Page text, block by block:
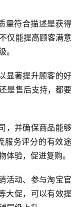
量符合描述是获得
仅能提高顾客满意
。
显著提升顾客的好
是售后支持，都要
，并确保商品能够
服务评分的有效途
验，促进复购。
活动、参与淘宝官
大促，可以有效提